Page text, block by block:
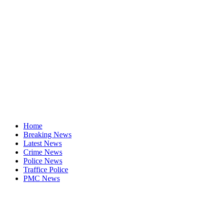
Home
Breaking News
Latest News
Crime News
Police News
Traffice Police
PMC News